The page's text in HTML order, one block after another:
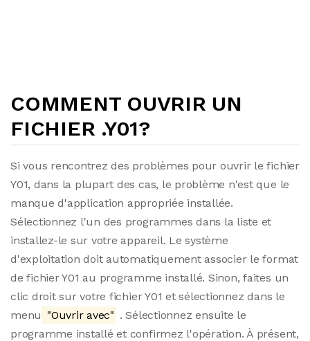
COMMENT OUVRIR UN
FICHIER .Y01?
Si vous rencontrez des problèmes pour ouvrir le fichier
Y01, dans la plupart des cas, le problème n'est que le
manque d'application appropriée installée.
Sélectionnez l'un des programmes dans la liste et
installez-le sur votre appareil. Le système
d'exploitation doit automatiquement associer le format
de fichier Y01 au programme installé. Sinon, faites un
clic droit sur votre fichier Y01 et sélectionnez dans le
menu "Ouvrir avec" . Sélectionnez ensuite le
programme installé et confirmez l'opération. À présent,